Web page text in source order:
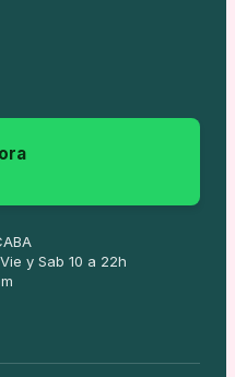
y Sab 10 a 22h